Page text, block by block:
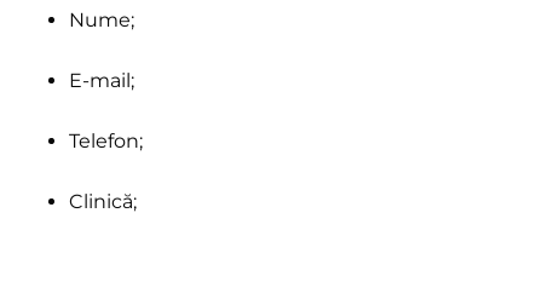
Nume;
E-mail;
Telefon;
Clinică;